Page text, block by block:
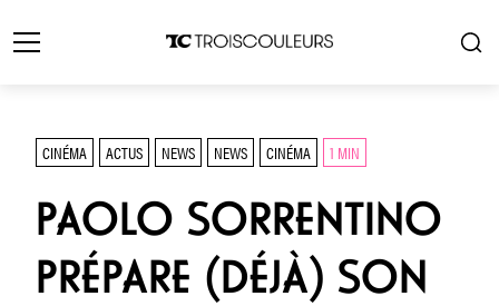
CINÉMA ACTUS NEWS NEWS CINÉMA 1 MIN
PAOLO SORRENTINO
PRÉPARE (DÉJÀ) SON